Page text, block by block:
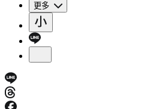
更多